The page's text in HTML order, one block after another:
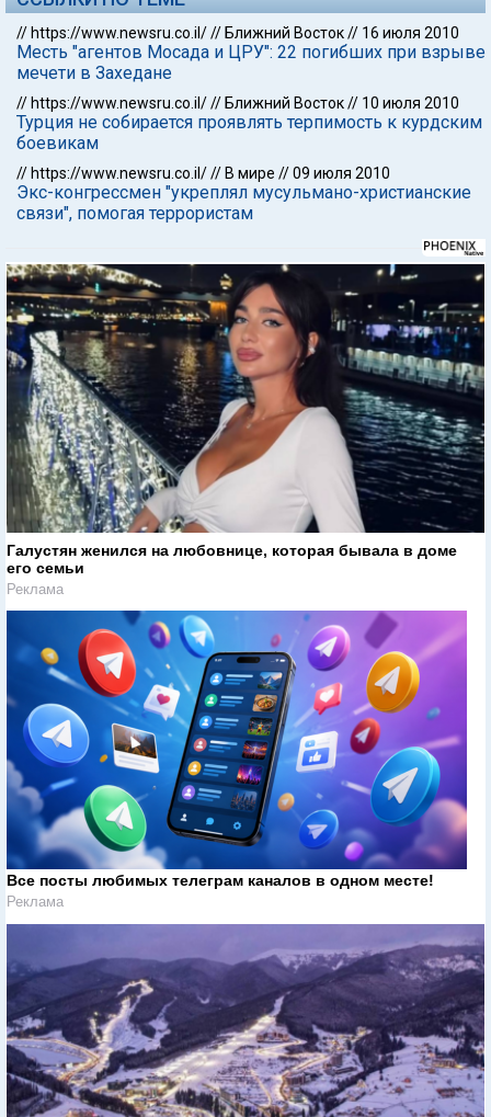
// https://www.newsru.co.il/// Ближний Восток// 16 июля 2010
Месть "агентов Мосада и ЦРУ": 22 погибших при взрыве
мечети в Захедане
// https://www.newsru.co.il/// Ближний Восток// 10 июля 2010
Турция не собирается проявлять терпимость к курдским
боевикам
// https://www.newsru.co.il/// В мире //09 июля 2010
Экс-конгрессмен "укреплял мусульмано-христианские
связи", помогая террористам
Галустян женился на любовнице, которая бывала в доме
его семьи
Реклама
Все посты любимых телеграм каналов в одном месте!
Реклама